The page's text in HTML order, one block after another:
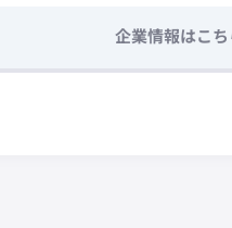
企業情報はこち